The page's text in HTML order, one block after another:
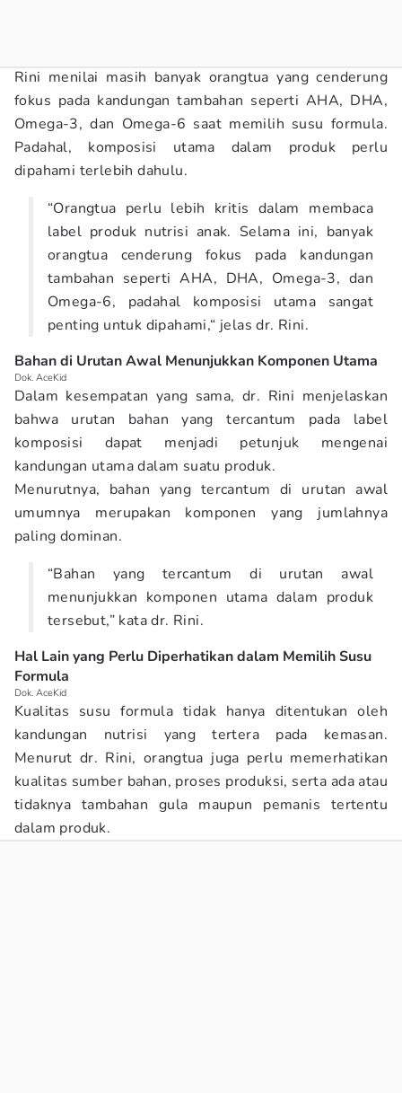
Rini menilai masih banyak orangtua yang cenderung
fokus pada kandungan tambahan seperti AHA, DHA,
Omega-3, dan Omega-6 saat memilih susu formula.
Padahal, komposisi utama dalam produk perlu
dipahami terlebih dahulu.
“Orangtua perlu lebih kritis dalam membaca
label produk nutrisi anak. Selama ini, banyak
orangtua cenderung fokus pada kandungan
tambahan seperti AHA, DHA, Omega-3, dan
Omega-6, padahal komposisi utama sangat
penting untuk dipahami,“ jelas dr. Rini.
Bahan di Urutan Awal Menunjukkan Komponen Utama
Dok. AceKid
Dalam kesempatan yang sama, dr. Rini menjelaskan
bahwa urutan bahan yang tercantum pada label
komposisi dapat menjadi petunjuk mengenai
kandungan utama dalam suatu produk.
Menurutnya, bahan yang tercantum di urutan awal
umumnya merupakan komponen yang jumlahnya
paling dominan.
“Bahan yang tercantum di urutan awal
menunjukkan komponen utama dalam produk
tersebut,” kata dr. Rini.
Hal Lain yang Perlu Diperhatikan dalam Memilih Susu
Formula
Dok. AceKid
Kualitas susu formula tidak hanya ditentukan oleh
kandungan nutrisi yang tertera pada kemasan.
Menurut dr. Rini, orangtua juga perlu memerhatikan
kualitas sumber bahan, proses produksi, serta ada atau
tidaknya tambahan gula maupun pemanis tertentu
dalam produk.